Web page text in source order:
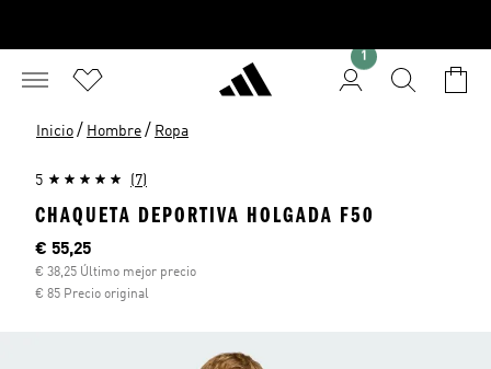
1
Inicio / Hombre / Ropa
5 (7)
CHAQUETA DEPORTIVA HOLGADA F50
Precio actual
€ 55,25
€ 38,25 Último mejor precio
€ 85 Precio original